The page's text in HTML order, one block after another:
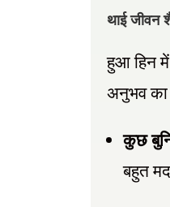
थाई जीवन
हुआ हिन
अनुभव का
कुछ
बहुत